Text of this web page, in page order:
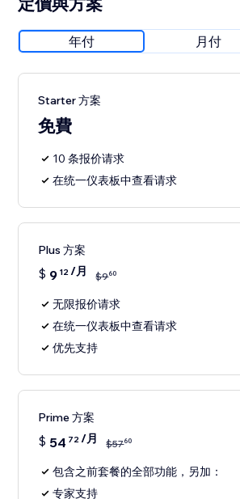
年付 月付
Starter 方案
免費
10 条报价请求
在统一仪表板中查看请求
Plus 方案
$ 9 12/月 $960
无限报价请求
在统一仪表板中查看请求
优先支持
Prime 方案
$ 54 72/月 $5760
包含之前套餐的全部功能，另加：
专家支持